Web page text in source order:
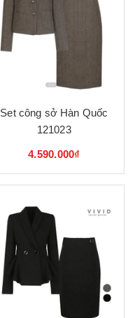
Set công sở Hàn Quốc
121023
4.590.000₫